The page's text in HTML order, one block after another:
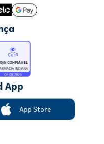
App
App Store